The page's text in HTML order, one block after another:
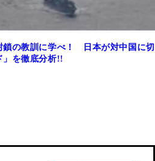
鎖の教訓に学べ！ 日本が対中国に切
」を徹底分析!!